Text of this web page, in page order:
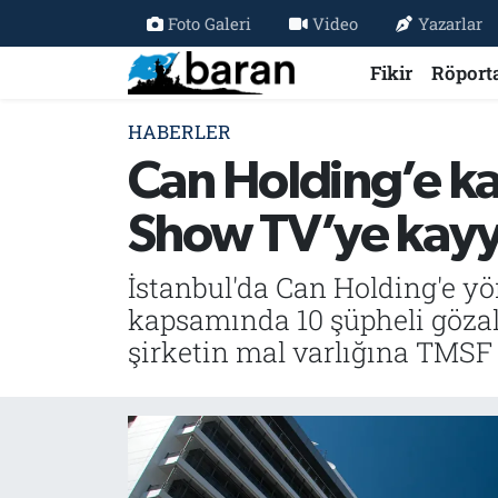
Foto Galeri Video Yazarlar
Fikir
HABERLER
Can Holding’e
Show TV’ye
İstanbul'da Can Holding'e
kapsamında 10 şüpheli
şirketin mal varlığına
Röportaj
Haberler
Özel Haber
Tercüme
Büyük Doğu-İbda
Röportaj
Haberler
Özel Haber
Tercüme
Büyük Doğu-İbda
Nöbetçi Eczaneler
Hava Durumu
Trafik Durumu
Süper Lig Puan Durumu ve Fikstür
Tüm Manşetler
Son Dakika Haberleri
Haber Arşivi